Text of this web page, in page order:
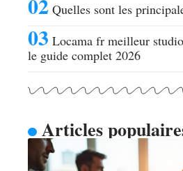
Quelles sont les
Locama fr meilleur
le guide complet 2026
Articles